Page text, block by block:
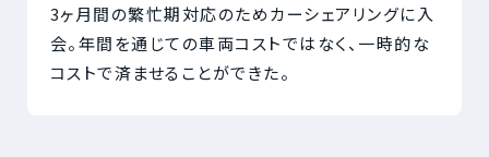
3ヶ月間の繁忙期対応のためカーシェアリングに入
会。年間を通じての車両コストではなく、一時的な
コストで済ませることができた。